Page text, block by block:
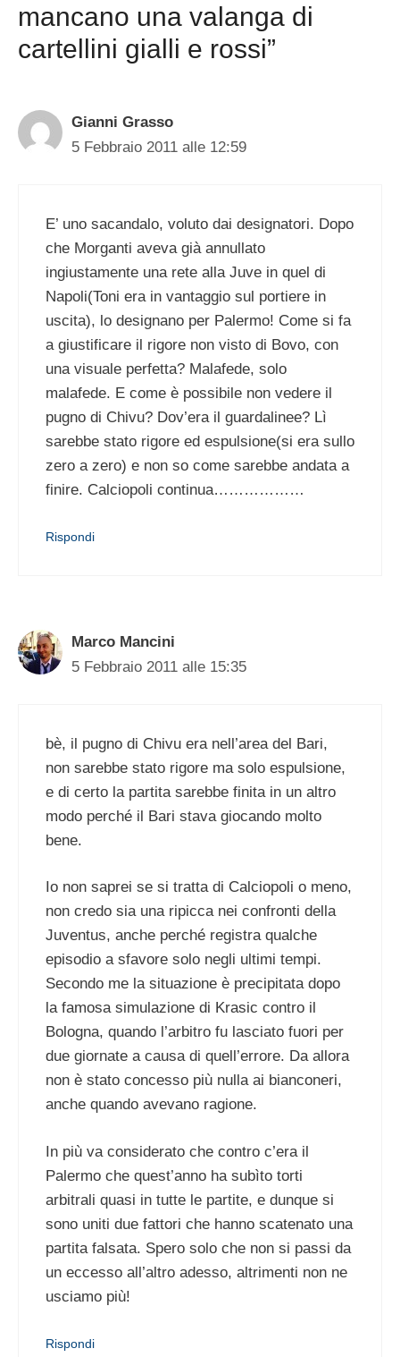
mancano una valanga di
cartellini gialli e rossi”
Gianni Grasso
5 Febbraio 2011 alle 12:59
E’ uno sacandalo, voluto dai designatori. Dopo
che Morganti aveva già annullato
ingiustamente una rete alla Juve in quel di
Napoli(Toni era in vantaggio sul portiere in
uscita), lo designano per Palermo! Come si fa
a giustificare il rigore non visto di Bovo, con
una visuale perfetta? Malafede, solo
malafede. E come è possibile non vedere il
pugno di Chivu? Dov’era il guardalinee? Lì
sarebbe stato rigore ed espulsione(si era sullo
zero a zero) e non so come sarebbe andata a
finire. Calciopoli continua………………
Rispondi
Marco Mancini
5 Febbraio 2011 alle 15:35
bè, il pugno di Chivu era nell’area del Bari,
non sarebbe stato rigore ma solo espulsione,
e di certo la partita sarebbe finita in un altro
modo perché il Bari stava giocando molto
bene.
Io non saprei se si tratta di Calciopoli o meno,
non credo sia una ripicca nei confronti della
Juventus, anche perché registra qualche
episodio a sfavore solo negli ultimi tempi.
Secondo me la situazione è precipitata dopo
la famosa simulazione di Krasic contro il
Bologna, quando l’arbitro fu lasciato fuori per
due giornate a causa di quell’errore. Da allora
non è stato concesso più nulla ai bianconeri,
anche quando avevano ragione.
In più va considerato che contro c’era il
Palermo che quest’anno ha subìto torti
arbitrali quasi in tutte le partite, e dunque si
sono uniti due fattori che hanno scatenato una
partita falsata. Spero solo che non si passi da
un eccesso all’altro adesso, altrimenti non ne
usciamo più!
Rispondi